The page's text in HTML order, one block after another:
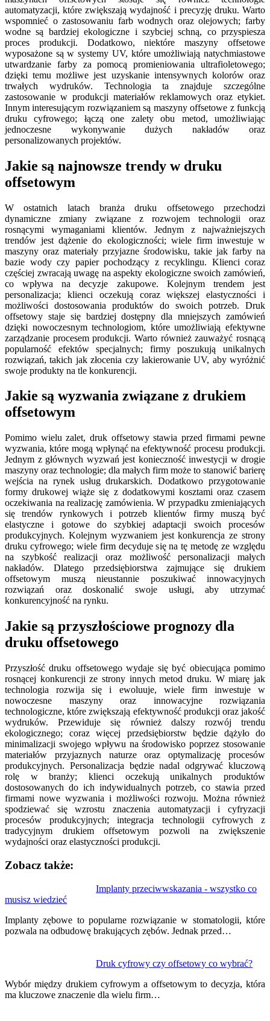
automatyzacji, które zwiększają wydajność i precyzję druku. Warto
wspomnieć o zastosowaniu farb wodnych oraz olejowych; farby
wodne są bardziej ekologiczne i szybciej schną, co przyspiesza
proces produkcji. Dodatkowo, niektóre maszyny offsetowe
wyposażone są w systemy UV, które umożliwiają natychmiastowe
utwardzanie farby za pomocą promieniowania ultrafioletowego;
dzięki temu możliwe jest uzyskanie intensywnych kolorów oraz
trwałych wydruków. Technologia ta znajduje szczególne
zastosowanie w produkcji materiałów reklamowych oraz etykiet.
Innym interesującym rozwiązaniem są maszyny offsetowe z funkcją
druku cyfrowego; łączą one zalety obu metod, umożliwiając
jednoczesne wykonywanie dużych nakładów oraz
personalizowanych projektów.
Jakie są najnowsze trendy w druku
offsetowym
W ostatnich latach branża druku offsetowego przechodzi
dynamiczne zmiany związane z rozwojem technologii oraz
rosnącymi wymaganiami klientów. Jednym z najważniejszych
trendów jest dążenie do ekologiczności; wiele firm inwestuje w
maszyny oraz materiały przyjazne środowisku, takie jak farby na
bazie wody czy papier pochodzący z recyklingu. Klienci coraz
częściej zwracają uwagę na aspekty ekologiczne swoich zamówień,
co wpływa na decyzje zakupowe. Kolejnym trendem jest
personalizacja; klienci oczekują coraz większej elastyczności i
możliwości dostosowania produktów do swoich potrzeb. Druk
offsetowy staje się bardziej dostępny dla mniejszych zamówień
dzięki nowoczesnym technologiom, które umożliwiają efektywne
zarządzanie procesem produkcji. Warto również zauważyć rosnącą
popularność efektów specjalnych; firmy poszukują unikalnych
rozwiązań, takich jak złocenia czy lakierowanie UV, aby wyróżnić
swoje produkty na tle konkurencji.
Jakie są wyzwania związane z drukiem
offsetowym
Pomimo wielu zalet, druk offsetowy stawia przed firmami pewne
wyzwania, które mogą wpłynąć na efektywność procesu produkcji.
Jednym z głównych wyzwań jest konieczność inwestycji w drogie
maszyny oraz technologie; dla małych firm może to stanowić barierę
wejścia na rynek usług drukarskich. Dodatkowo przygotowanie
formy drukowej wiąże się z dodatkowymi kosztami oraz czasem
oczekiwania na realizację zamówienia. W przypadku zmieniających
się trendów rynkowych i potrzeb klientów firmy muszą być
elastyczne i gotowe do szybkiej adaptacji swoich procesów
produkcyjnych. Kolejnym wyzwaniem jest konkurencja ze strony
druku cyfrowego; wiele firm decyduje się na tę metodę ze względu
na szybkość realizacji oraz możliwość personalizacji małych
nakładów. Dlatego przedsiębiorstwa zajmujące się drukiem
offsetowym muszą nieustannie poszukiwać innowacyjnych
rozwiązań oraz doskonalić swoje usługi, aby utrzymać
konkurencyjność na rynku.
Jakie są przyszłościowe prognozy dla
druku offsetowego
Przyszłość druku offsetowego wydaje się być obiecująca pomimo
rosnącej konkurencji ze strony innych metod druku. W miarę jak
technologia rozwija się i ewoluuje, wiele firm inwestuje w
nowoczesne maszyny oraz innowacyjne rozwiązania
technologiczne, które zwiększają efektywność produkcji oraz jakość
wydruków. Przewiduje się również dalszy rozwój trendu
ekologicznego; coraz więcej przedsiębiorstw będzie dążyło do
minimalizacji swojego wpływu na środowisko poprzez stosowanie
materiałów przyjaznych naturze oraz optymalizację procesów
produkcyjnych. Personalizacja będzie nadal odgrywać kluczową
rolę w branży; klienci oczekują unikalnych produktów
dostosowanych do ich indywidualnych potrzeb, co stawia przed
firmami nowe wyzwania i możliwości rozwoju. Można również
spodziewać się wzrostu znaczenia automatyzacji i cyfryzacji
procesów produkcyjnych; integracja technologii cyfrowych z
tradycyjnym drukiem offsetowym pozwoli na zwiększenie
wydajności oraz elastyczności produkcji.
Zobacz także:
Implanty przeciwwskazania - wszystko co
musisz wiedzieć
Implanty zębowe to popularne rozwiązanie w stomatologii, które
pozwala na odbudowę brakujących zębów. Jednak przed…
Druk cyfrowy czy offsetowy co wybrać?
Wybór między drukiem cyfrowym a offsetowym to decyzja, która
ma kluczowe znaczenie dla wielu firm…
wpisu